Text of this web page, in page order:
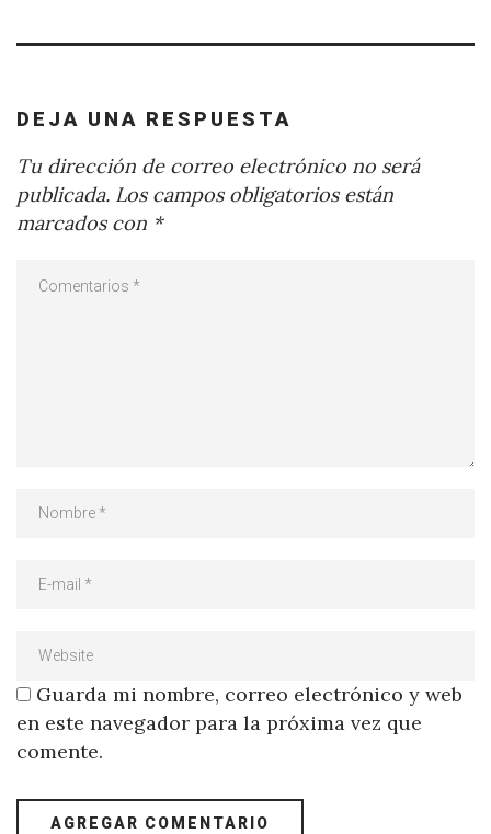
DEJA UNA RESPUESTA
Tu dirección de correo electrónico no será
publicada. Los campos obligatorios están
marcados con *
Guarda mi nombre, correo electrónico y web
en este navegador para la próxima vez que
comente.